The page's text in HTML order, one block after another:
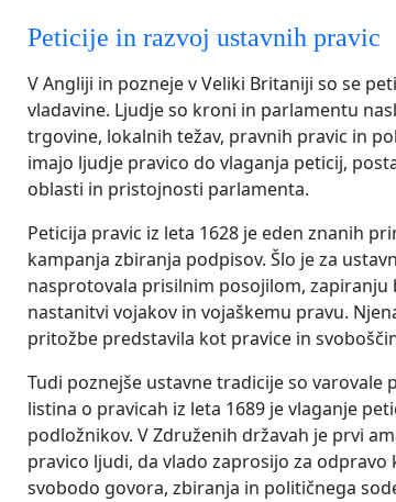
Peticije in razvoj ustavnih pravic
V Angliji in pozneje v Veliki Britaniji so se
vladavine. Ljudje so kroni in parlamentu
trgovine, lokalnih težav, pravnih pravic in
imajo ljudje pravico do vlaganja peticij,
oblasti in pristojnosti parlamenta.
Peticija pravic iz leta 1628 je eden znanih
kampanja zbiranja podpisov. Šlo je za
nasprotovala prisilnim posojilom, zapiranju
nastanitvi vojakov in vojaškemu pravu.
pritožbe predstavila kot pravice in
Tudi poznejše ustavne tradicije so varovale
listina o pravicah iz leta 1689 je vlaganje
podložnikov. V Združenih državah je prvi
pravico ljudi, da vlado zaprosijo za odpravo
svobodo govora, zbiranja in političnega